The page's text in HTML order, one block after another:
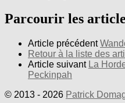
Parcourir les
Article précédent
Retour à la liste des
Article suivant La
Peckinpah
© 2013 - 2026 Patrick